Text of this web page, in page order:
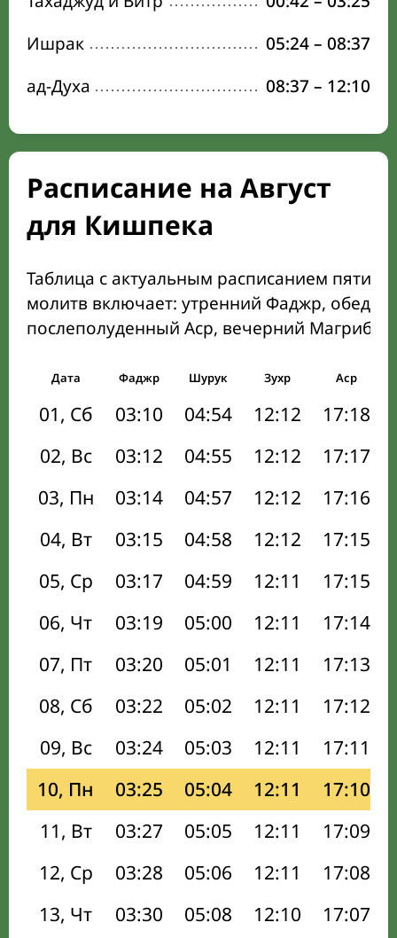
Ишрак
05:24– 08:37
ад-Духа
08:37 – 12:10
Расписание на Август
для Кишпека
Таблица с актуальным расписанием пяти
молитв включает: утренний Фаджр,
послеполуденный Аср, вечерний Магриб
Дата Фаджр Шурук Зухр Аср
01, Сб 03:10 04:54 12:12 17:18
02, Вс
03:12 04:55 12:12 17:17
03, Пн
03:14 04:57 12:12 17:16
04, Вт
03:15 04:58 12:12 17:15
05, Ср
03:17 04:59 12:11 17:15
06, Чт
03:19 05:00 12:11 17:14
07, Пт
03:20 05:01 12:11 17:13
08, Сб
03:22 05:02 12:11 17:12
09, Вс
03:24 05:03 12:11 17:11
10, Пн
03:25 05:04 12:11 17:10
11, Вт
03:27 05:05 12:11 17:09
12, Ср
03:28 05:06 12:11 17:08
13, Чт
03:30 05:08 12:10 17:07